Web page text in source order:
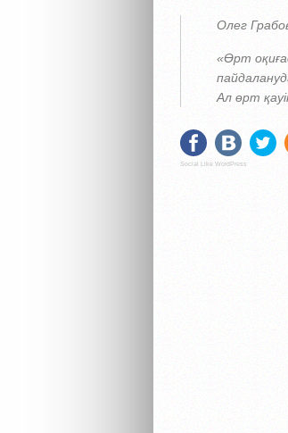
Олег
«Өрт
Ал өрт
Social Like WordPress